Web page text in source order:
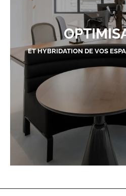
ET HYBRIDATION DE VOS